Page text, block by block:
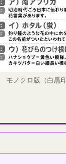
モノクロ版（白黒